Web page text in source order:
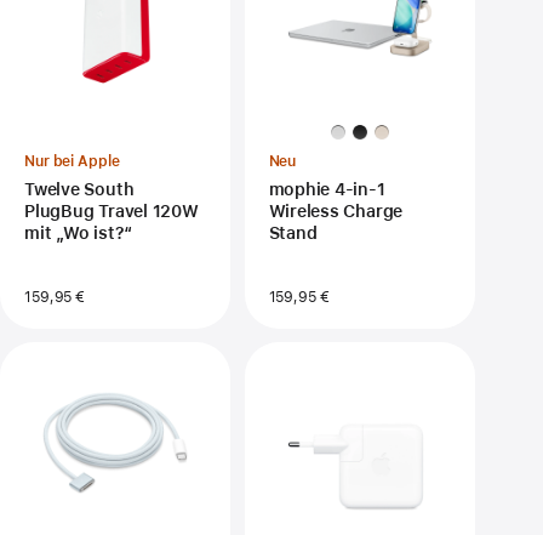
Nur bei Apple
Twelve South
PlugBug Travel 120W
mit „Wo ist?“
159,95 €
Neu
mophie 4-in-1
Wireless Charge
Stand
159,95 €